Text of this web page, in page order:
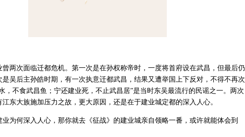
次面临迁都危机。第一次是在孙权称帝时，一度将首府设在武昌，但最后仍
是吴后主孙皓时期，有一次执意迁都武昌，结果又遭举国上下反对，不得不再次
，不食武昌鱼；宁还建业死，不止武昌居”是当时东吴最流行的民谣之一。两次
东大族施加压力之故，更大原因，还是在于建业城定都的深入人心。
何深入人心，那你就去《征战》的建业城亲自领略一番，或许就能体会到